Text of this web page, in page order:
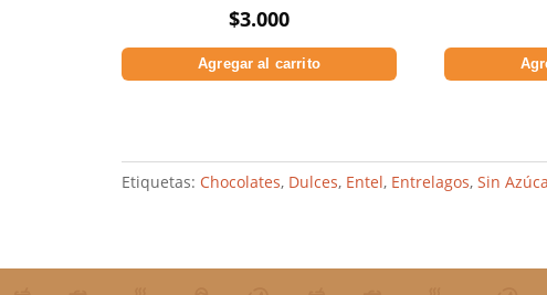
$3.000
Agregar al carrito
Etiquetas: Chocolates, Dulces, Entel, Entrelagos, Sin